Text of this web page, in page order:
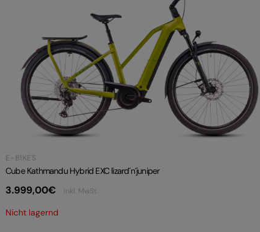
E-BIKES
Cube Kathmandu Hybrid EXC lizard´n´juniper
3.999,00€ inkl. MwSt.
Nicht lagernd